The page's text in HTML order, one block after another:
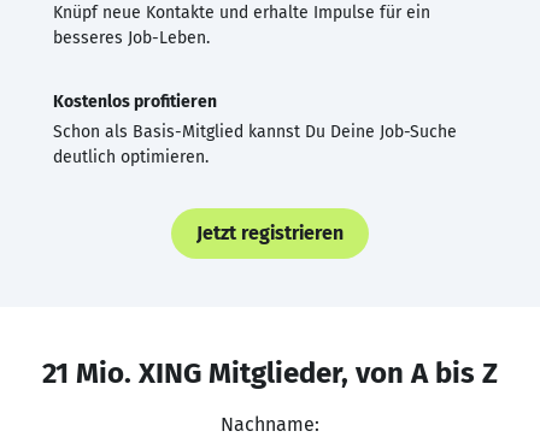
Knüpf neue Kontakte und erhalte Impulse für ein
besseres Job-Leben.
Kostenlos profitieren
Schon als Basis-Mitglied kannst Du Deine Job-Suche
deutlich optimieren.
Jetzt registrieren
21 Mio. XING Mitglieder, von A bis Z
Nachname: